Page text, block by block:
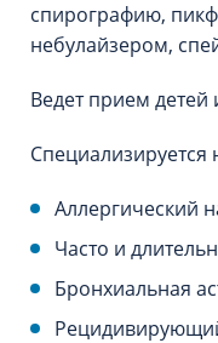
спирографию,
небулайзером,
Ведет прием детей
Аллергический
Часто и
Бронхиальная